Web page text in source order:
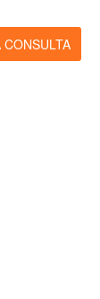
CONSULTA